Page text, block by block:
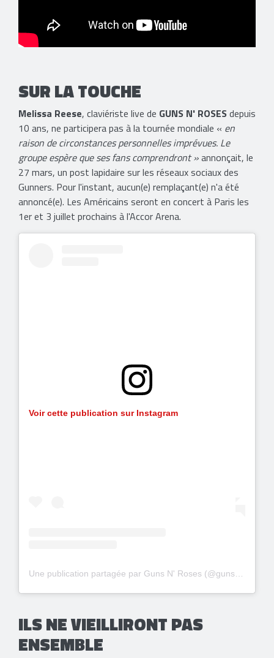
SUR LA TOUCHE
Melissa Reese, claviériste live de GUNS N' ROSESdepuis
10 ans, ne participera pas à la tournée mondiale « en
raison de circonstances personnelles imprévues. Le
groupe espère que ses fans comprendront »annonçait, le
27 mars, un post lapidaire sur les réseaux sociaux des
Gunners. Pour l'instant, aucun(e) remplaçant(e) n'a été
annoncé(e). Les Américains seront en concert à Paris les
1er et 3 juillet prochains à l'Accor Arena.
Voir cette publication sur Instagram
ILS NE VIEILLIRONT PAS
ENSEMBLE